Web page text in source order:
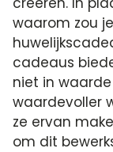
waarom zou
cadeaus
niet in
waardevoller
ze ervan
om dit